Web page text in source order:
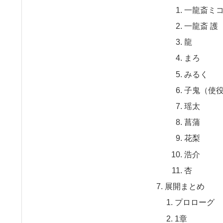
一龍斎ミ
一龍斎 護
龍
まろ
みるく
子鬼（使役
瑶太
菖蒲
花梨
浩介
杏
展開まとめ
プロローグ
1章